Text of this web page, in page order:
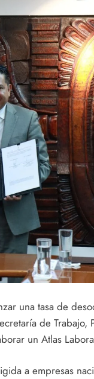
de 982
destinos
una tasa de
de Trabajo,
un Atlas
a empresas